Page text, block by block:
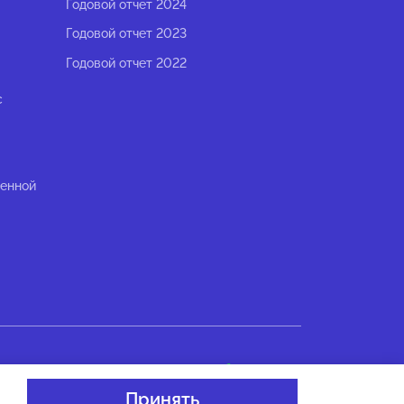
Годовой отчет 2024
Годовой отчет 2023
Годовой отчет 2022
Принять